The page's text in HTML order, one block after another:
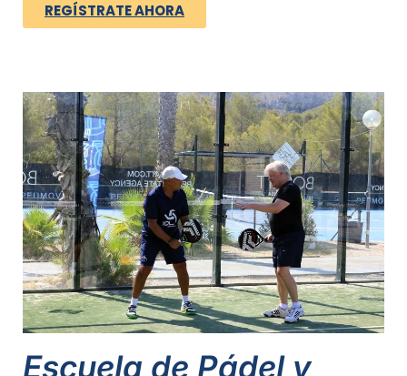
REGÍSTRATE AHORA
Escuela de Pádel y